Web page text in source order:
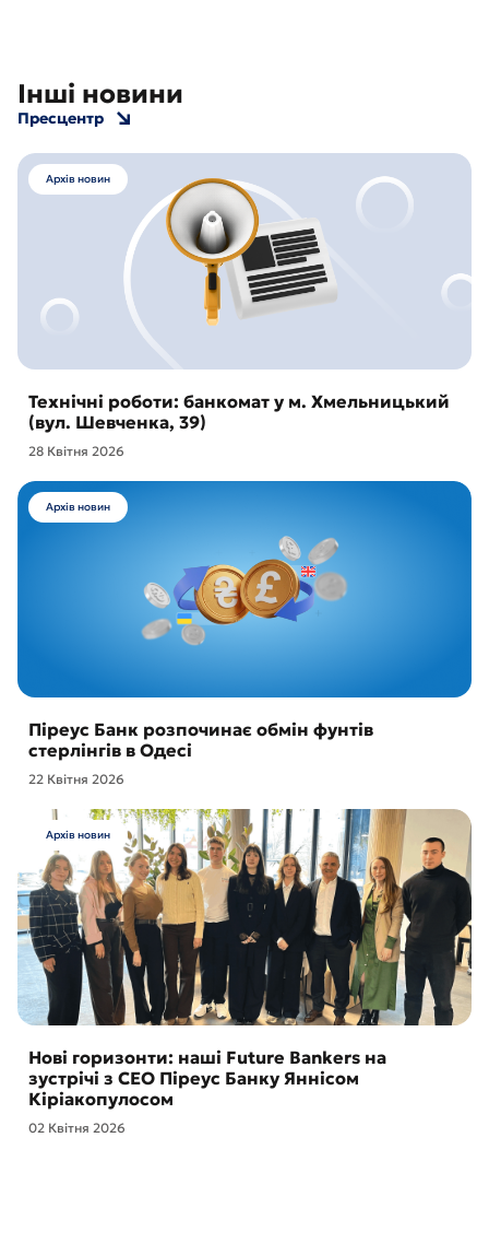
Інші новини
Пресцентр
Архів новин
Технічні роботи: банкомат у м. Хмельницький
(вул. Шевченка, 39)
28 Квітня 2026
Архів новин
Піреус Банк розпочинає обмін фунтів
стерлінгів в Одесі
22 Квітня 2026
Архів новин
Нові горизонти: наші Future Bankers на
зустрічі з CEO Піреус Банку Яннісом
Кіріакопулосом
02 Квітня 2026